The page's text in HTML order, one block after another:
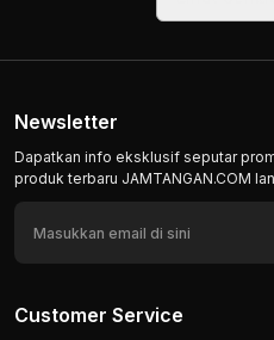
Newsletter
Dapatkan info eksklusif seputar
produk terbaru JAMTANGAN.COM
Customer Service